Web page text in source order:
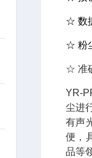
☆ 数
☆ 粉
☆ 准
YR-
尘进
有声
便，
品等